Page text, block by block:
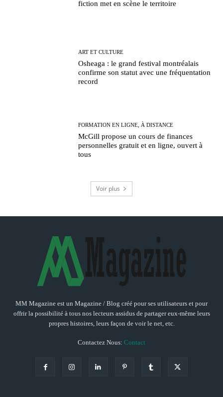
fiction met en scène le territoire
ART ET CULTURE
Osheaga : le grand festival montréalais
confirme son statut avec une fréquentation
record
FORMATION EN LIGNE, À DISTANCE
McGill propose un cours de finances
personnelles gratuit et en ligne, ouvert à
tous
Voir plus
MM Magazine est un Magazine / Blog créé pour ses utilisateurs et pour
offrir la possibilité à tous nos lecteurs assidus de partager eux-même leurs
propres histoires, leurs façon de voir le net, etc.
Contactez Nous: Contact